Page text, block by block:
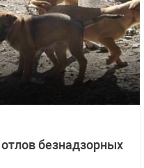
безнадзорных